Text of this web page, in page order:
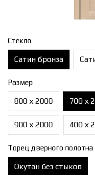
Стекло
Сатин бронза
Размер
800 х 2000 700 х
900 х 2000 400 х
Торец дверного полотна
Окутан без стыков